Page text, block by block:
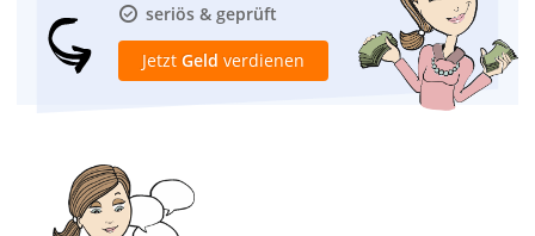
seriös & geprüft
Jetzt Geld verdienen